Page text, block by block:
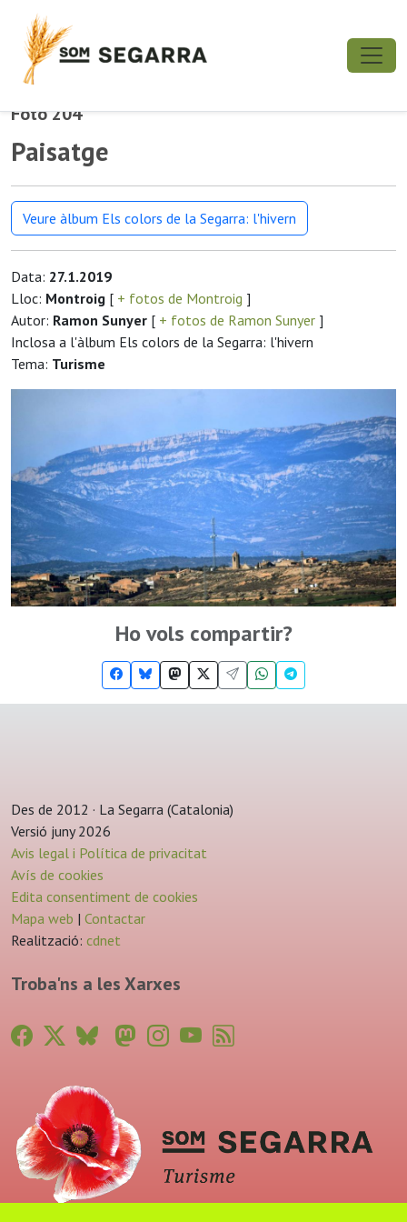
Foto 204
Paisatge
Veure àlbum Els colors de la Segarra: l'hivern
Data: 27.1.2019
Lloc: Montroig [ + fotos de Montroig ]
Autor: Ramon Sunyer [ + fotos de Ramon Sunyer ]
Inclosa a l'àlbum Els colors de la Segarra: l'hivern
Tema: Turisme
Ho vols compartir?
Des de 2012 · La Segarra (Catalonia)
Versió juny 2026
Avis legal i Política de privacitat
Avís de cookies
Edita consentiment de cookies
Mapa web | Contactar
Realització: cdnet
Troba'ns a les Xarxes